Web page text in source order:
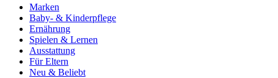
Marken
Baby- & Kinderpflege
Ernährung
Spielen & Lernen
Ausstattung
Für Eltern
Neu & Beliebt